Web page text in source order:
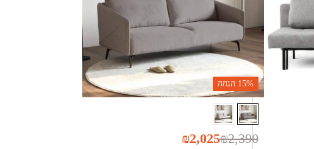
15% הנחה
₪2,390
₪2,025